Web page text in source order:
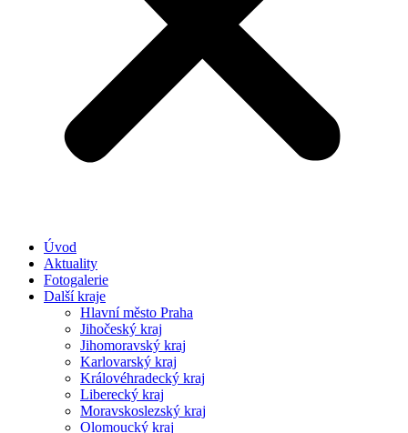
Úvod
Aktuality
Fotogalerie
Další kraje
Hlavní město Praha
Jihočeský kraj
Jihomoravský kraj
Karlovarský kraj
Královéhradecký kraj
Liberecký kraj
Moravskoslezský kraj
Olomoucký kraj